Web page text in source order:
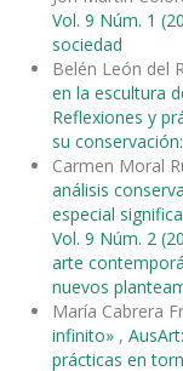
Vol. 9 Núm. 1
sociedad
Belén León del
en la escultura
Reflexiones y
su
Carmen Moral
análisis
especial
Vol. 9 Núm. 2
arte
nuevos
María Cabrera
infinito» ,
prácticas en